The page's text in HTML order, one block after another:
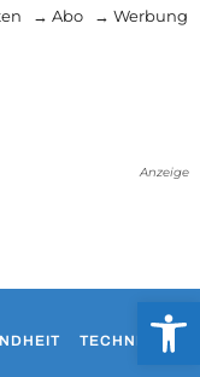
→ Abo → Werbung
Anzeige
TECHNIK